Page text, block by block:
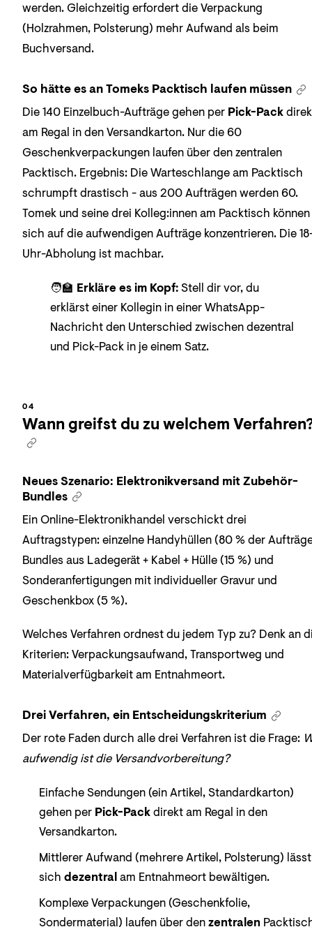
werden. Gleichzeitig erfordert die Verpackung
(Holzrahmen, Polsterung) mehr Aufwand als beim
Buchversand.
So hätte es an Tomeks Packtisch laufen müssen
Die 140 Einzelbuch-Aufträge gehen per Pick-Pack
am Regal in den Versandkarton. Nur die 60
Geschenkverpackungen laufen über den zentralen
Packtisch. Ergebnis: Die Warteschlange am Packtisch
schrumpft drastisch - aus 200 Aufträgen werden 60.
Tomek und seine drei Kolleg:innen am Packtisch können
sich auf die aufwendigen Aufträge konzentrieren. Die
Uhr-Abholung ist machbar.
🧑‍🏫 Erkläre es im Kopf:Stell dir vor, du
erklärst einer Kollegin in einer WhatsApp-
Nachricht den Unterschied zwischen dezentral
und Pick-Pack in je einem Satz.
Wann greifst du zu welchem
Neues Szenario: Elektronikversand mit Zubehör-
Bundles
Ein Online-Elektronikhandel verschickt drei
Auftragstypen: einzelne Handyhüllen (80 % der
Bundles aus Ladegerät + Kabel + Hülle (15 %) und
Sonderanfertigungen mit individueller Gravur und
Geschenkbox (5 %).
Welches Verfahren ordnest du jedem Typ zu? Denk an
Kriterien: Verpackungsaufwand, Transportweg und
Materialverfügbarkeit am Entnahmeort.
Drei Verfahren, ein Entscheidungskriterium
Der rote Faden durch alle drei Verfahren ist die Frage:
aufwendig ist die Versandvorbereitung?
Einfache Sendungen (ein Artikel, Standardkarton)
gehen per Pick-Packdirekt am Regal in den
Versandkarton.
Mittlerer Aufwand (mehrere Artikel, Polsterung) lässt
sich dezentralam Entnahmeort bewältigen.
Komplexe Verpackungen (Geschenkfolie,
Sondermaterial) laufen über denzentralen